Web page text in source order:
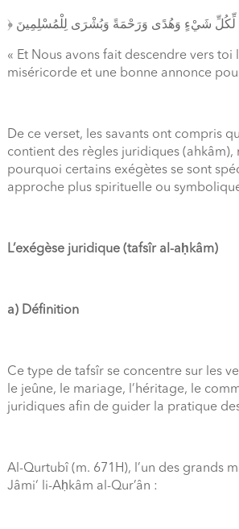
« Et Nous avons fait descendre vers
miséricorde et une bonne annonce
De ce verset, les savants ont compris
contient des règles juridiques (ahkâm),
pourquoi certains exégètes se sont
approche plus spirituelle ou
L’exégèse juridique (tafsîr al-aḥkâm)
a) Définition
Ce type de tafsîr se concentre sur les
le jeûne, le mariage, l’héritage, le
juridiques afin de guider la pratique
Al-Qurtubî (m. 671H), l’un des grands
Jâmi‘ li-Aḥkâm al-Qur’ân :